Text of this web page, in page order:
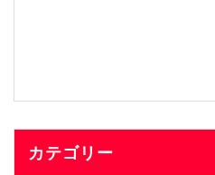
カテゴリー